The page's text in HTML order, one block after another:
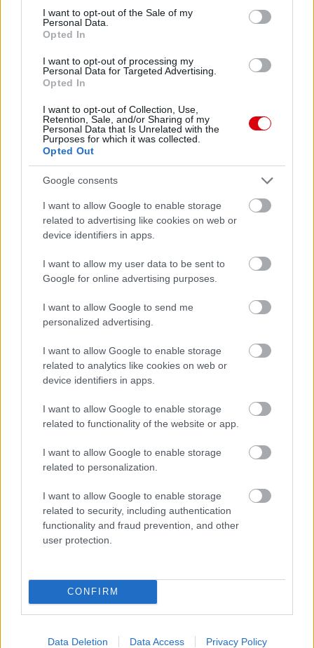
consent section.
I want to opt-out of the Sale of my
Personal Data.
Opted In
I want to opt-out of processing my
Personal Data for Targeted Advertising.
Opted In
I want to opt-out of Collection, Use,
Retention, Sale, and/or Sharing of my
Personal Data that Is Unrelated with the
Purposes for which it was collected.
Opted Out
Google consents
I want to allow Google to enable storage
related to advertising like cookies on web or
device identifiers in apps.
I want to allow my user data to be sent to
Google for online advertising purposes.
I want to allow Google to send me
personalized advertising.
I want to allow Google to enable storage
related to analytics like cookies on web or
device identifiers in apps.
I want to allow Google to enable storage
related to functionality of the website or app.
I want to allow Google to enable storage
related to personalization.
I want to allow Google to enable storage
related to security, including authentication
functionality and fraud prevention, and other
user protection.
CONFIRM
Data Deletion Data Access Privacy Policy
Nya Ullevi, Göteborg
2026-08-08 17:00
0 nap 2 óra 32 perc 10 másodperc
AC MilanvsManchester United 2026-08-15 18:00
ELŐZŐ MÉRKŐZÉSEK
Támogatás
a ManUtdFanatics.hu működését!
Kapcsolódó hírek
PHIL JONES
TEN HAG ÜZENETE JONES-